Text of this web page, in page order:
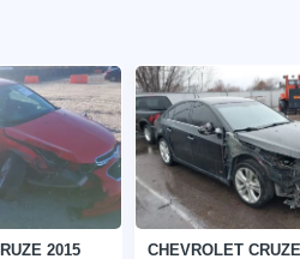
2015 CHEVROLET